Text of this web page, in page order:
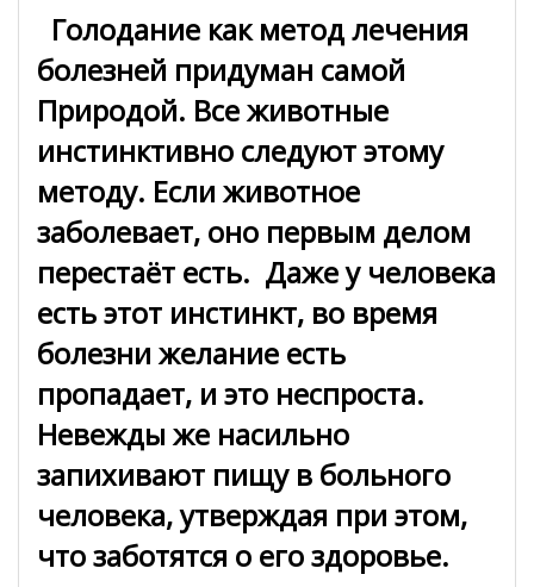
Голодание как метод лечения
болезней придуман самой
Природой. Все животные
инстинктивно следуют этому
методу. Если животное
заболевает, оно первым делом
перестаёт есть. Даже у человека
есть этот инстинкт, во время
болезни желание есть
пропадает, и это неспроста.
Невежды же насильно
запихивают пищу в больного
человека, утверждая при этом,
что заботятся о его здоровье.